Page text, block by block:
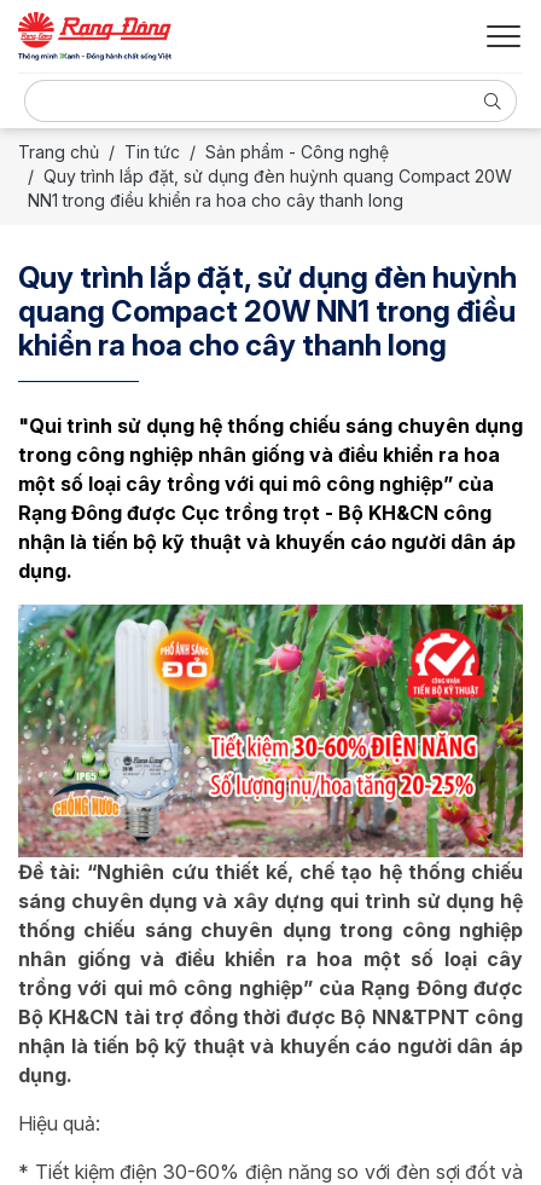
Trang chủ Tin tức
Sản phẩm - Công nghệ
Quy trình lắp đặt, sử dụng đèn huỳnh quang Compact 20W
NN1 trong điều khiển ra hoa cho cây thanh long
Quy trình lắp đặt, sử dụng đèn huỳnh
quang Compact 20W NN1 trong điều
khiển ra hoa cho cây thanh long
"Qui trình sử dụng hệ thống chiếu sáng chuyên dụng
trong công nghiệp nhân giống và điều khiển ra hoa
một số loại cây trồng với qui mô công nghiệp” của
Rạng Đông được Cục trồng trọt - Bộ KH&CN công
nhận là tiến bộ kỹ thuật và khuyến cáo người dân áp
dụng.
Đề tài: “Nghiên cứu thiết kế, chế tạo hệ thống chiếu
sáng chuyên dụng và xây dựng qui trình sử dụng hệ
thống chiếu sáng chuyên dụng trong công nghiệp
nhân giống và điều khiển ra hoa một số loại cây
trồng với qui mô công nghiệp” của Rạng Đông được
Bộ KH&CN tài trợ đồng thời được Bộ NN&TPNT công
nhận là tiến bộ kỹ thuật và khuyến cáo người dân áp
dụng.
Hiệu quả:
* Tiết kiệm điện 30-60% điện năng so với đèn sợi đốt và